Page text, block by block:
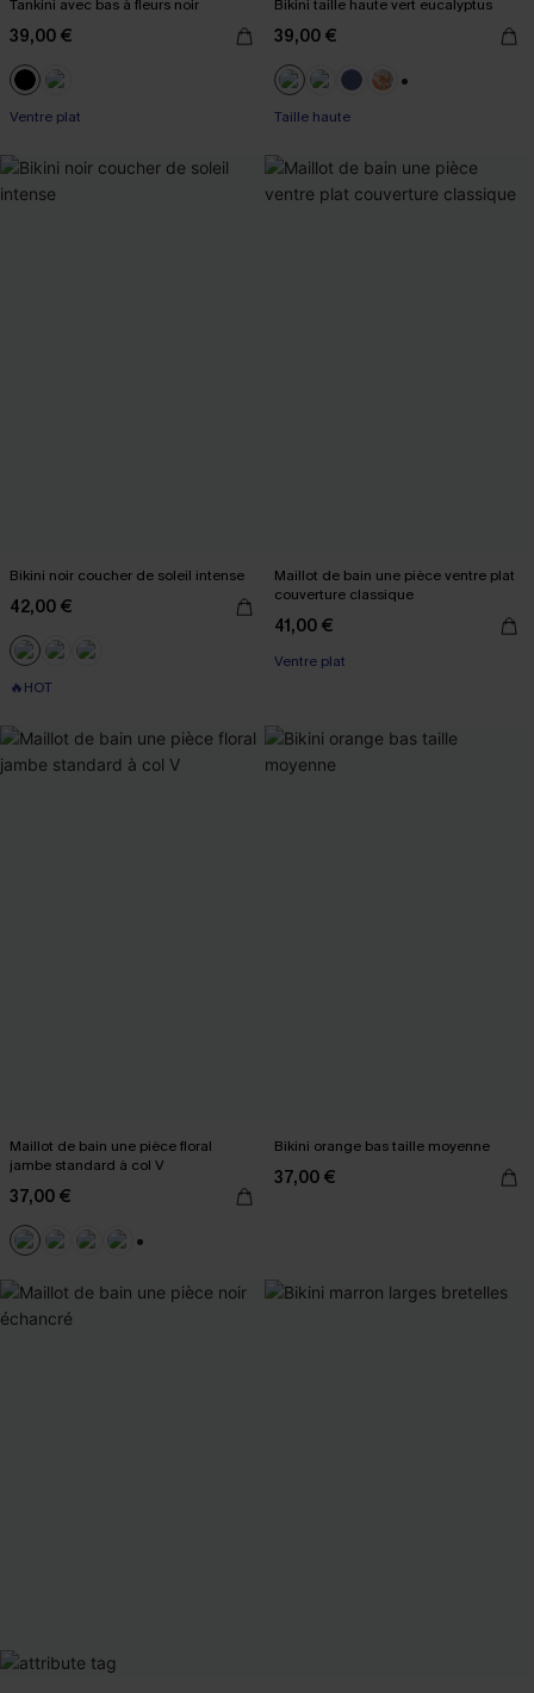
Tankini avec bas à fleurs noir
39,00 €
Ventre plat
Bikini taille haute vert eucalyptus
39,00 €
Taille haute
Bikini noir coucher de soleil intense
42,00 €
🔥HOT
Maillot de bain une pièce ventre plat
couverture classique
41,00 €
Ventre plat
Maillot de bain une pièce floral
jambe standard à col V
37,00 €
Bikini orange bas taille moyenne
37,00 €